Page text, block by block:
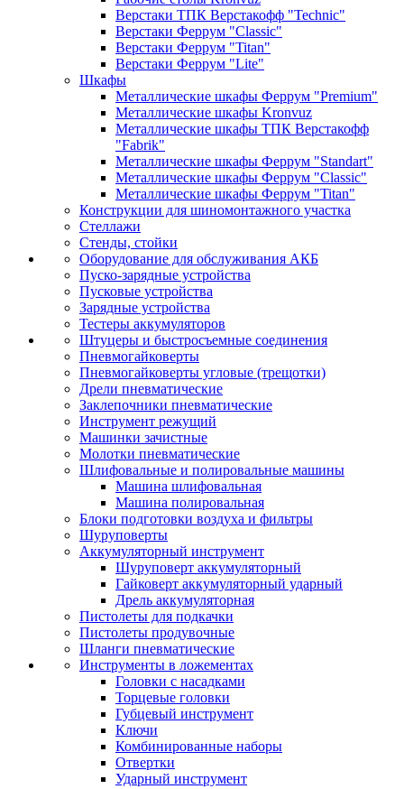
Верстаки ТПК Верстакофф "Technic"
Верстаки Феррум "Classic"
Верстаки Феррум "Titan"
Верстаки Феррум "Lite"
Шкафы
Металлические шкафы Феррум "Premium"
Металлические шкафы Kronvuz
Металлические шкафы ТПК Верстакофф
"Fabrik"
Металлические шкафы Феррум "Standart"
Металлические шкафы Феррум "Classic"
Металлические шкафы Феррум "Titan"
Конструкции для шиномонтажного участка
Стеллажи
Стенды, стойки
Оборудование для обслуживания АКБ
Пуско-зарядные устройства
Пусковые устройства
Зарядные устройства
Тестеры аккумуляторов
Штуцеры и быстросъемные соединения
Пневмогайковерты
Пневмогайковерты угловые (трещотки)
Дрели пневматические
Заклепочники пневматические
Инструмент режущий
Машинки зачистные
Молотки пневматические
Шлифовальные и полировальные машины
Машина шлифовальная
Машина полировальная
Блоки подготовки воздуха и фильтры
Шуруповерты
Аккумуляторный инструмент
Шуруповерт аккумуляторный
Гайковерт аккумуляторный ударный
Дрель аккумуляторная
Пистолеты для подкачки
Пистолеты продувочные
Шланги пневматические
Инструменты в ложементах
Головки с насадками
Торцевые головки
Губцевый инструмент
Ключи
Комбинированные наборы
Отвертки
Ударный инструмент